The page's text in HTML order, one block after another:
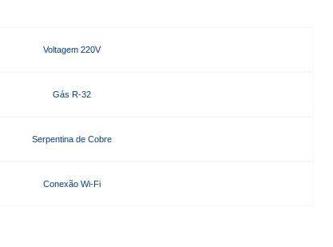
Voltagem 220V
Gás R-32
Serpentina de Cobre
Conexão Wi-Fi